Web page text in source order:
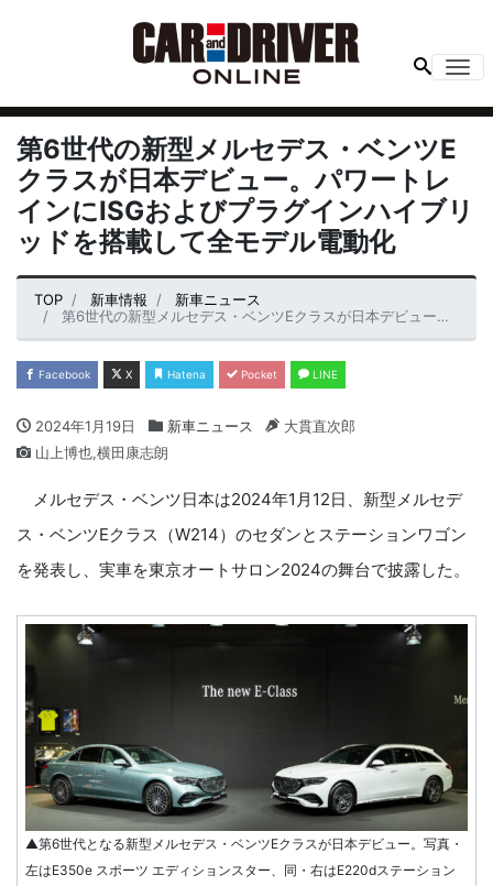
第6世代の新型メルセデス・ベンツE
クラスが日本デビュー。パワートレ
インにISGおよびプラグインハイブリ
ッドを搭載して全モデル電動化
TOP 新車情報
新車ニュース
第6世代の新型メルセデス・ベンツEクラスが日本デビュー。パワートレインにISGおよびプラグインハイブリッドを搭載して全モデル電動化
Facebook X Hatena Pocket LINE
2024年1月19日 新車ニュース
大貫直次郎
山上博也,横田康志朗
メルセデス・ベンツ日本は2024年1月12日、新型メルセデ
ス・ベンツEクラス（W214）のセダンとステーションワゴン
を発表し、実車を東京オートサロン2024の舞台で披露した。
▲第6世代となる新型メルセデス・ベンツEクラスが日本デビュー。写真・
左はE350e スポーツ エディションスター、同・右はE220dステーション